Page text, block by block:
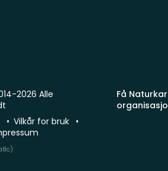
Få
2026 Alle
Vilkår for bruk